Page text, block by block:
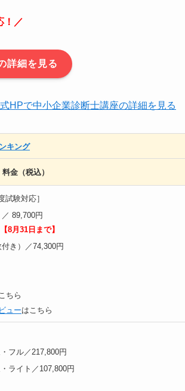
！／
詳細を見る
HPで中小企業診断士講座の詳細を見る
キング
料金（税込）
験対応］
89,700円
8月31日まで】
き）／74,300円
ちら
ューはこちら
フル／217,800円
ライト／107,800円